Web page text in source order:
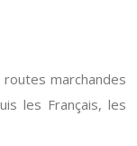
routes marchandes
les Français, les